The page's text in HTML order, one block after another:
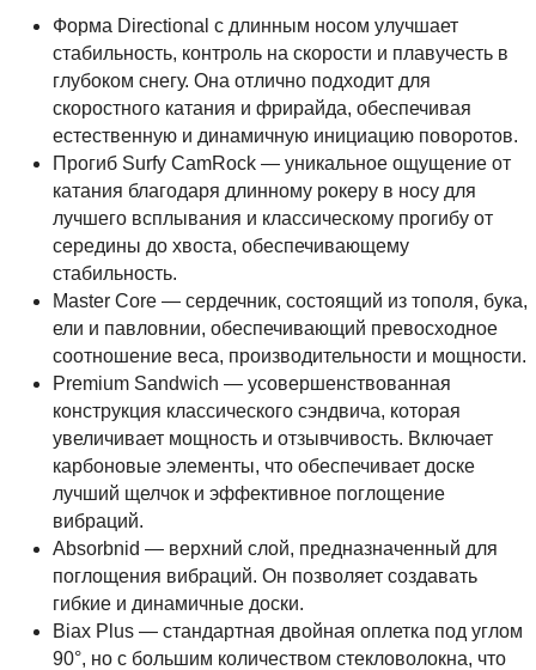
Форма Directional с длинным носом улучшает
стабильность, контроль на скорости и плавучесть в
глубоком снегу. Она отлично подходит для
скоростного катания и фрирайда, обеспечивая
естественную и динамичную инициацию поворотов.
Прогиб Surfy CamRock — уникальное ощущение от
катания благодаря длинному рокеру в носу для
лучшего всплывания и классическому прогибу от
середины до хвоста, обеспечивающему
стабильность.
Master Core — сердечник, состоящий из тополя, бука,
ели и павловнии, обеспечивающий превосходное
соотношение веса, производительности и мощности.
Premium Sandwich — усовершенствованная
конструкция классического сэндвича, которая
увеличивает мощность и отзывчивость. Включает
карбоновые элементы, что обеспечивает доске
лучший щелчок и эффективное поглощение
вибраций.
Absorbnid — верхний слой, предназначенный для
поглощения вибраций. Он позволяет создавать
гибкие и динамичные доски.
Biax Plus — стандартная двойная оплетка под углом
90°, но с большим количеством стекловолокна, что